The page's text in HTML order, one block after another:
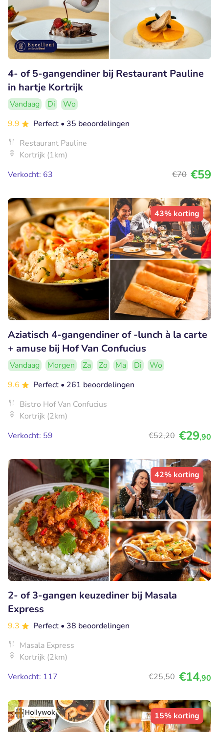
4- of 5-gangendiner bij Restaurant Pauline
in hartje Kortrijk
Vandaag Di
Wo
9.9
Perfect • 35 beoordelingen
Restaurant Pauline
Kortrijk (1km)
Verkocht: 63
€70 €59
43% korting
Aziatisch 4-gangendiner of -lunch à la carte
+ amuse bij Hof Van Confucius
Vandaag Morgen Za Zo Ma Di
Wo
9.6
Perfect • 261 beoordelingen
Bistro Hof Van Confucius
Kortrijk (2km)
Verkocht: 59
€52,20 €29,90
42% korting
2- of 3-gangen keuzediner bij Masala
Express
9.3 Perfect • 38 beoordelingen
Masala Express
Kortrijk (2km)
Verkocht: 117
€25,50 €14,90
15% korting